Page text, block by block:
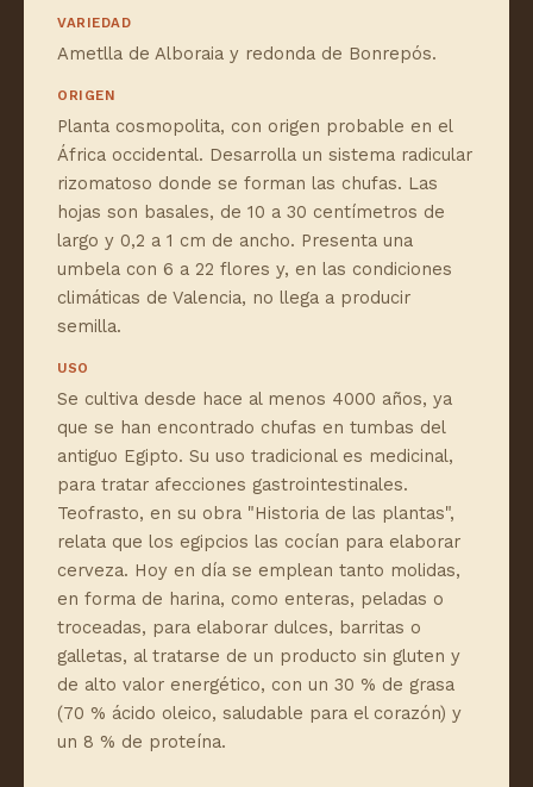
VARIEDAD
Ametlla de Alboraia y redonda de Bonrepós.
ORIGEN
Planta cosmopolita, con origen probable en el
África occidental. Desarrolla un sistema radicular
rizomatoso donde se forman las chufas. Las
hojas son basales, de 10 a 30 centímetros de
largo y 0,2 a 1 cm de ancho. Presenta una
umbela con 6 a 22 flores y, en las condiciones
climáticas de Valencia, no llega a producir
semilla.
USO
Se cultiva desde hace al menos 4000 años, ya
que se han encontrado chufas en tumbas del
antiguo Egipto. Su uso tradicional es medicinal,
para tratar afecciones gastrointestinales.
Teofrasto, en su obra "Historia de las plantas",
relata que los egipcios las cocían para elaborar
cerveza. Hoy en día se emplean tanto molidas,
en forma de harina, como enteras, peladas o
troceadas, para elaborar dulces, barritas o
galletas, al tratarse de un producto sin gluten y
de alto valor energético, con un 30 % de grasa
(70 % ácido oleico, saludable para el corazón) y
un 8 % de proteína.